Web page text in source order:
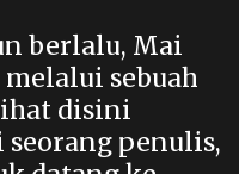
berlalu, Mai
sebuah
disini
seorang penulis,